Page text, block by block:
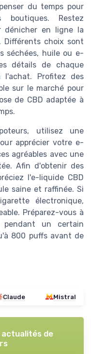
du temps pour
Restez
dénicher en ligne la
Différents choix sont
séchées, huile ou e-
détails de chaque
l'achat. Profitez des
sur le marché pour
de CBD adaptée à
utilisez une
apprécier votre e-
agréables avec une
Afin d'obtenir des
l'e-liquide CBD
saine et raffinée. Si
électronique,
Préparez-vous à
pendant un certain
800 puffs avant de
Claude Mistral
actualités de